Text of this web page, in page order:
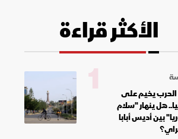
الأكثر قراءة
يخيم على
هل ينهار "سلام
بين أديس أبابا
1